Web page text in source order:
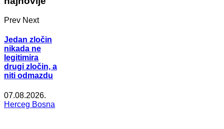
Prev Next
Jedan zločin
nikada ne
legitimira
drugi zločin, a
niti odmazdu
07.08.2026.
Herceg Bosna